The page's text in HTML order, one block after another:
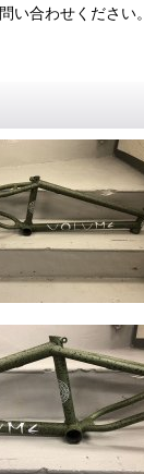
い合わせください。